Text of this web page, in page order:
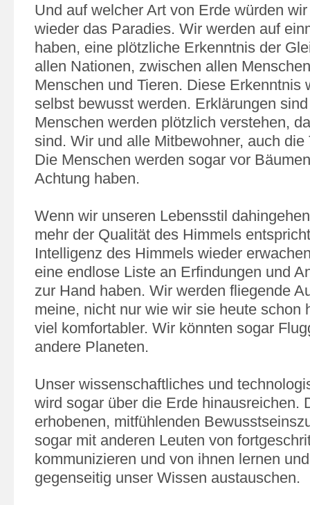
Und auf welcher Art von Erde würden
wieder das Paradies. Wir werden auf
haben, eine plötzliche Erkenntnis der
allen Nationen, zwischen allen
Menschen und Tieren. Diese Erkenntnis
selbst bewusst werden. Erklärungen
Menschen werden plötzlich verstehen,
sind. Wir und alle Mitbewohner, auch die
Die Menschen werden sogar vor
Achtung haben.
Wenn wir unseren Lebensstil
mehr der Qualität des Himmels
Intelligenz des Himmels wieder
eine endlose Liste an Erfindungen und
zur Hand haben. Wir werden fliegende
meine, nicht nur wie wir sie heute schon
viel komfortabler. Wir könnten sogar
andere Planeten.
Unser wissenschaftliches und
wird sogar über die Erde hinausreichen.
erhobenen, mitfühlenden
sogar mit anderen Leuten von
kommunizieren und von ihnen lernen
gegenseitig unser Wissen austauschen.